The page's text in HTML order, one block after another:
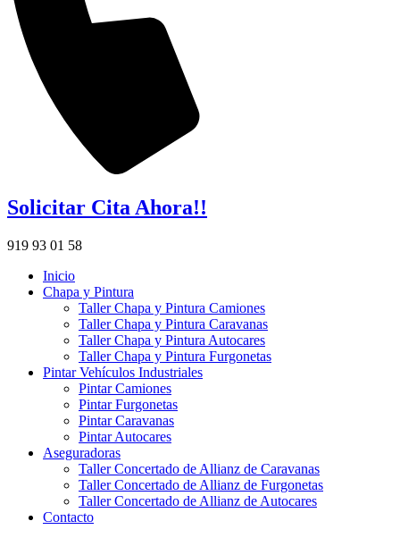
Solicitar Cita Ahora!!
919 93 01 58
Inicio
Chapa y Pintura
Taller Chapa y Pintura Camiones
Taller Chapa y Pintura Caravanas
Taller Chapa y Pintura Autocares
Taller Chapa y Pintura Furgonetas
Pintar Vehículos Industriales
Pintar Camiones
Pintar Furgonetas
Pintar Caravanas
Pintar Autocares
Aseguradoras
Taller Concertado de Allianz de Caravanas
Taller Concertado de Allianz de Furgonetas
Taller Concertado de Allianz de Autocares
Contacto